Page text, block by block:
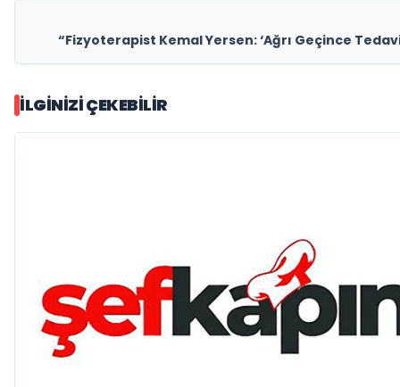
“Fizyoterapist Kemal Yersen: ‘Ağrı Geçince
İLGINIZI ÇEKEBILIR